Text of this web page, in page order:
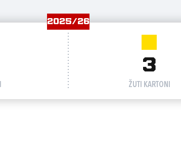
2025/26
3
ŽUTI KARTONI